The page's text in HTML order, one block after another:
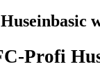
Profi